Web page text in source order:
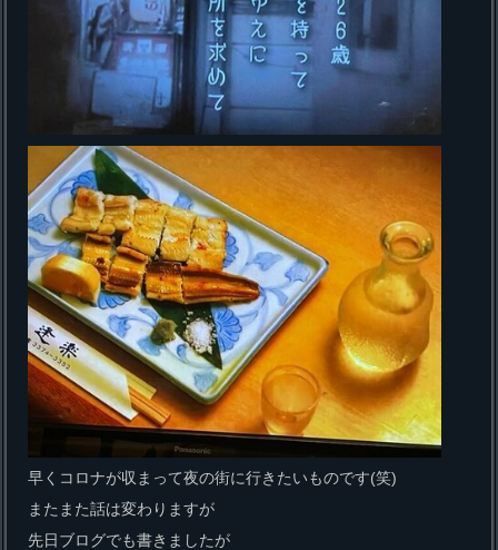
早くコロナが収まって夜の街に行きたいものです(笑)
またまた話は変わりますが
先日ブログでも書きましたが